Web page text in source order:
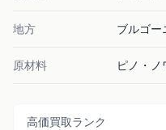
地方 ブルゴー
原材料 ピノ・ノ
高価買取ランク